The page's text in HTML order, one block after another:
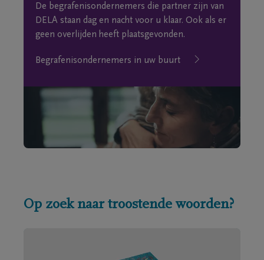
De begrafenisondernemers die partner zijn van
DELA staan dag en nacht voor u klaar. Ook als er
geen overlijden heeft plaatsgevonden.
Begrafenisondernemers in uw buurt
Op zoek naar troostende woorden?